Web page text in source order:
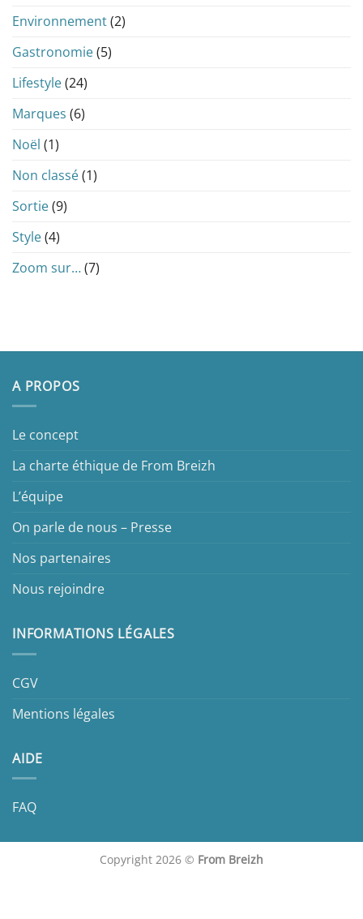
Environnement(2)
Gastronomie(5)
Lifestyle(24)
Marques (6)
Noël (1)
Non classé(1)
Sortie(9)
Style(4)
Zoom sur…(7)
A PROPOS
Le concept
La charte éthique de From Breizh
L’équipe
On parle de nous – Presse
Nos partenaires
Nous rejoindre
INFORMATIONS LÉGALES
CGV
Mentions légales
AIDE
FAQ
Copyright 2026 © From Breizh